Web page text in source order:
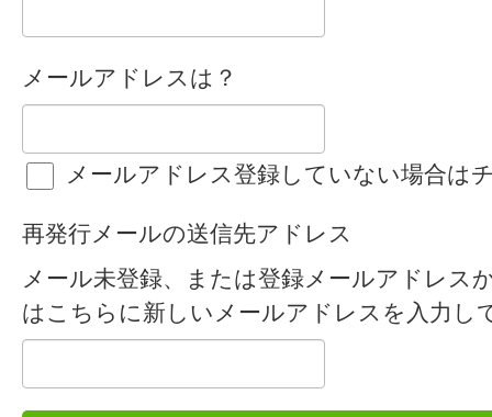
メールアドレスは？
メールアドレス登録していない場合は
再発行メールの送信先アドレス
メール未登録、または登録メールアドレス
はこちらに新しいメールアドレスを入力し